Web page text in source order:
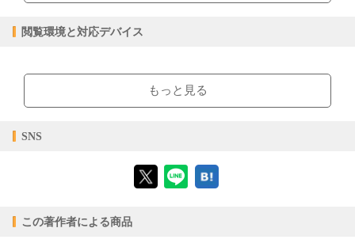
購入
レンタル
閲覧可能期間
閲覧環境と対応デバイス
ブラウザビューア・PC版ConTenDoビューア・モバイルビューア
【対応デバイス】
【PC版ConTenDoビューア】
もっと見る
SNS
この著作者による商品